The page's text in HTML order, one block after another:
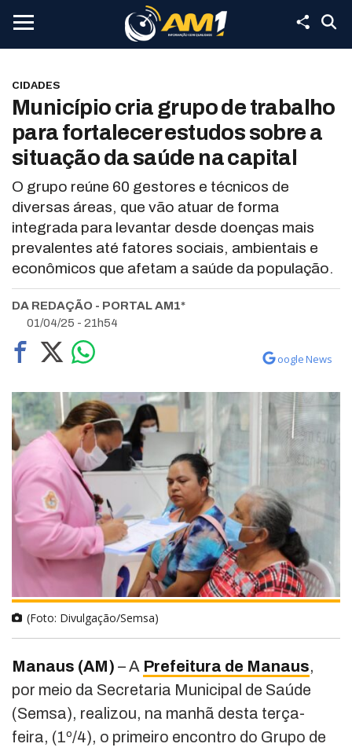
CIDADES
Município cria grupo de trabalho
para fortalecer estudos sobre a
situação da saúde na capital
O grupo reúne 60 gestores e técnicos de
diversas áreas, que vão atuar de forma
integrada para levantar desde doenças mais
prevalentes até fatores sociais, ambientais e
econômicos que afetam a saúde da população.
DA REDAÇÃO - PORTAL AM1*
01/04/25 - 21h54
oogle News
(Foto: Divulgação/Semsa)
Manaus (AM) – A Prefeitura de Manaus,
por meio da Secretaria Municipal de Saúde
(Semsa), realizou, na manhã desta terça-
feira, (1º/4), o primeiro encontro do Grupo de